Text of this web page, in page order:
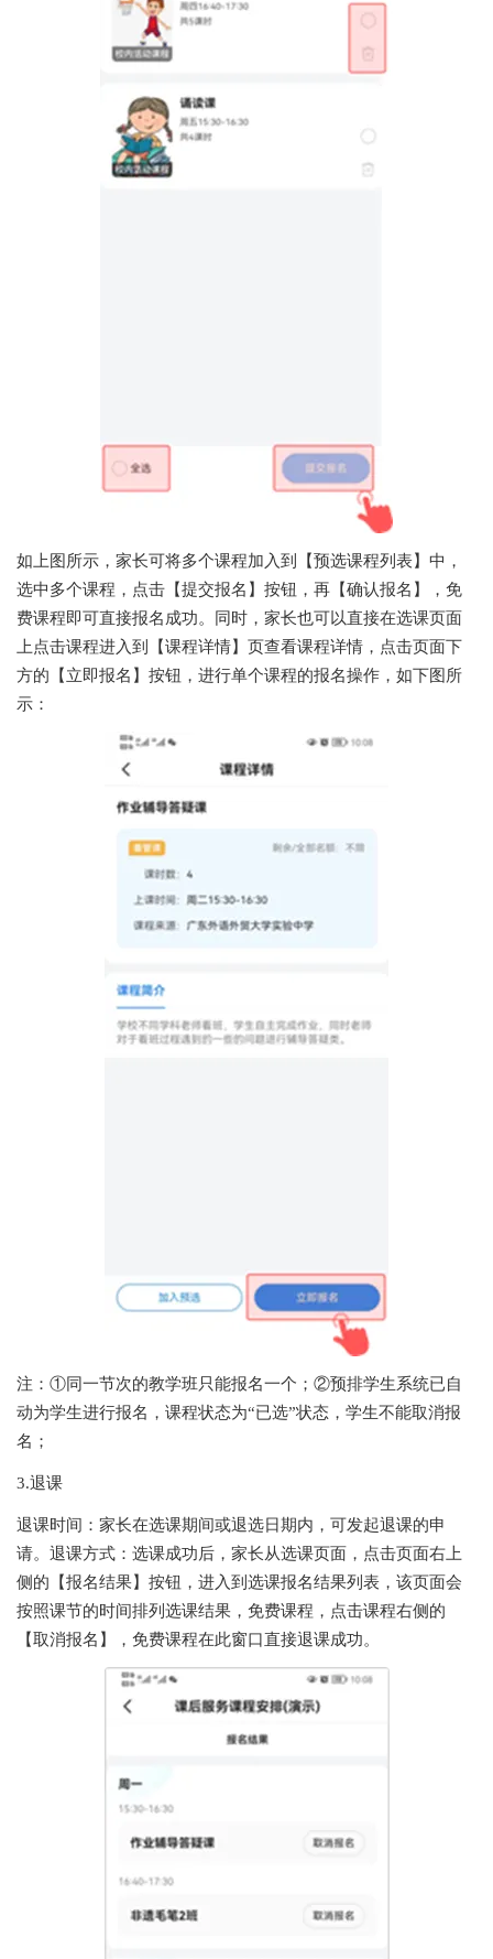
如上图所示，家长可将多个课程加入到【预选课程列表】中，
选中多个课程，点击【提交报名】按钮，再【确认报名】，免
费课程即可直接报名成功。同时，家长也可以直接在选课页面
上点击课程进入到【课程详情】页查看课程详情，点击页面下
方的【立即报名】按钮，进行单个课程的报名操作，如下图所
示：
注：①同一节次的教学班只能报名一个；②预排学生系统已自
动为学生进行报名，课程状态为“已选”状态，学生不能取消报
名；
3.退课
退课时间：家长在选课期间或退选日期内，可发起退课的申
请。退课方式：选课成功后，家长从选课页面，点击页面右上
侧的【报名结果】按钮，进入到选课报名结果列表，该页面会
按照课节的时间排列选课结果，免费课程，点击课程右侧的
【取消报名】，免费课程在此窗口直接退课成功。